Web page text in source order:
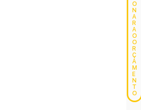
O
N
A
R
A
O
O
R
Ç
A
M
E
N
T
O